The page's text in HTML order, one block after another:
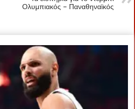
Ολυμπιακός – Παναθηναϊκός